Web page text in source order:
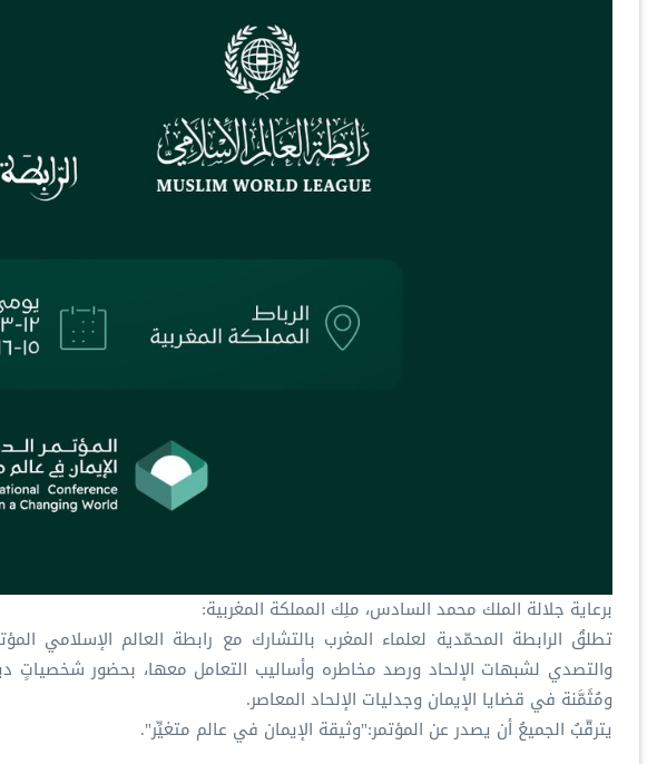
‏برعاية جلالة الملك محمد السادس، ملِك المملكة المغربية:
‏تطلقُ ⁧‫الرابطة المحمّدية‬⁩ لعلماء المغرب بالتشارك مع ⁧‫رابطة العالم الإسلامي‬⁩
والتصدي لشبهات الإلحاد ورصد مخاطره وأساليب التعامل معها، بحضور شخصياتٍ
ومُثَمَّنة في قضايا الإيمان وجدليات الإلحاد المعاصر.
‏يترقّبُ الجميعُ أن يصدر عن المؤتمر:"وثيقة الإيمان في عالم متغيِّر".